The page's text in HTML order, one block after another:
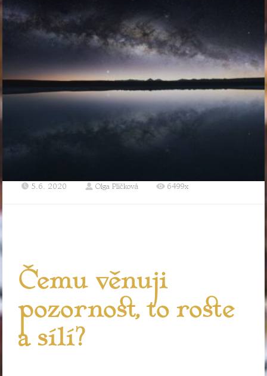
5.6. 2020 Olga Plíčková 6499x
Čemu věnuji
pozornost, to roste
a sílí?